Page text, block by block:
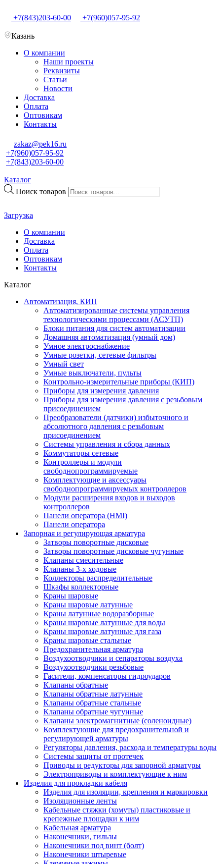
+7(843)203-60-00 +7(960)057-95-92
Казань
О компании
Наши проекты
Реквизиты
Статьи
Новости
Доставка
Оплата
Оптовикам
Контакты
zakaz@pek16.ru
+7(960)057-95-92
+7(843)203-60-00
Каталог
Поиск товаров
Загрузка
О компании
Доставка
Оплата
Оптовикам
Контакты
Каталог
Автоматизация, КИП
Автоматизированные системы управления
технологическими процессами (АСУТП)
Блоки питания для систем автоматизации
Домашняя автоматизация (умный дом)
Умное электроснабжение
Умные розетки, сетевые фильтры
Умный свет
Умные выключатели, пульты
Контрольно-измерительные приборы (КИП)
Приборы для измерения давления
Приборы для измерения давления с резьбовым
присоединением
Преобразователи (датчики) избыточного и
абсолютного давления с резьбовым
присоединением
Системы управления и сбора данных
Коммутаторы сетевые
Контроллеры и модули
свободнопрограммируемые
Комплектующие и аксессуары
свободнопрограммируемых контроллеров
Модули расширения входов и выходов
контроллеров
Панели оператора (HMI)
Панели оператора
Запорная и регулирующая арматура
Затворы поворотные дисковые
Затворы поворотные дисковые чугунные
Клапаны смесительные
Клапаны 3-х ходовые
Коллекторы распределительные
Шкафы коллекторные
Краны шаровые
Краны шаровые латунные
Краны латунные водоразборные
Краны шаровые латунные для воды
Краны шаровые латунные для газа
Краны шаровые стальные
Предохранительная арматура
Воздухоотводчики и сепараторы воздуха
Воздухоотводчики резьбовые
Гасители, компенсаторы гидроударов
Клапаны обратные
Клапаны обратные латунные
Клапаны обратные стальные
Клапаны обратные чугунные
Клапаны электромагнитные (соленоидные)
Комплектующие для предохранительной и
регулирующей арматуры
Регуляторы давления, расхода и температуры воды
Системы защиты от протечек
Приводы и редукторы для запорной арматуры
Электроприводы и комплектующие к ним
Изделия для прокладки кабеля
Изделия для изоляции, крепления и маркировки
Изоляционные ленты
Кабельные стяжки (хомуты) пластиковые и
крепежные площадки к ним
Кабельная арматура
Наконечники, гильзы
Наконечники под винт (болт)
Наконечники штыревые